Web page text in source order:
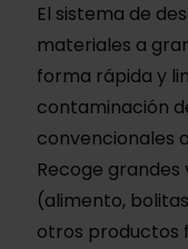
El sistema de
materiales a
forma rápida y
contaminación
convencionales
Recoge
(alimento,
otros productos